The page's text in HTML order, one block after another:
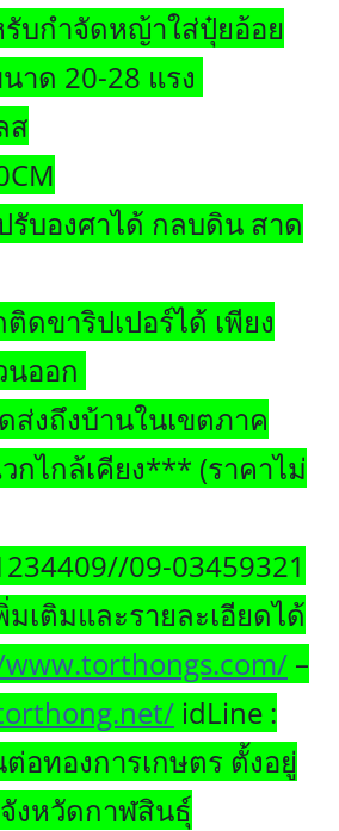
รับกำจัดหญ้าใส่ปุ๋ยอ้อย
าด 20-28 แรง
ส
รับองศาได้ กลบดิน สาด
ดขาริปเปอร์ได้ เพียง
ออก
งถึงบ้านในเขตภาค
กไกล้เคียง*** (ราคาไม่
09-03459321
เติมและรายละเอียดได้
–
idLine :
อทองการเกษตร ตั้งอยู่
งหวัดกาฬสินธุ์